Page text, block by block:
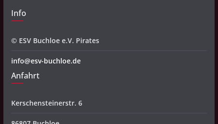
Info
© ESV Buchloe e.V. Pirates
info@esv-buchloe.de
Anfahrt
Kerschensteinerstr. 6